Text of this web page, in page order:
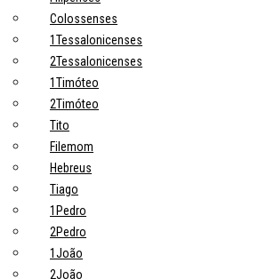
Colossenses
1Tessalonicenses
2Tessalonicenses
1Timóteo
2Timóteo
Tito
Filemom
Hebreus
Tiago
1Pedro
2Pedro
1João
2João